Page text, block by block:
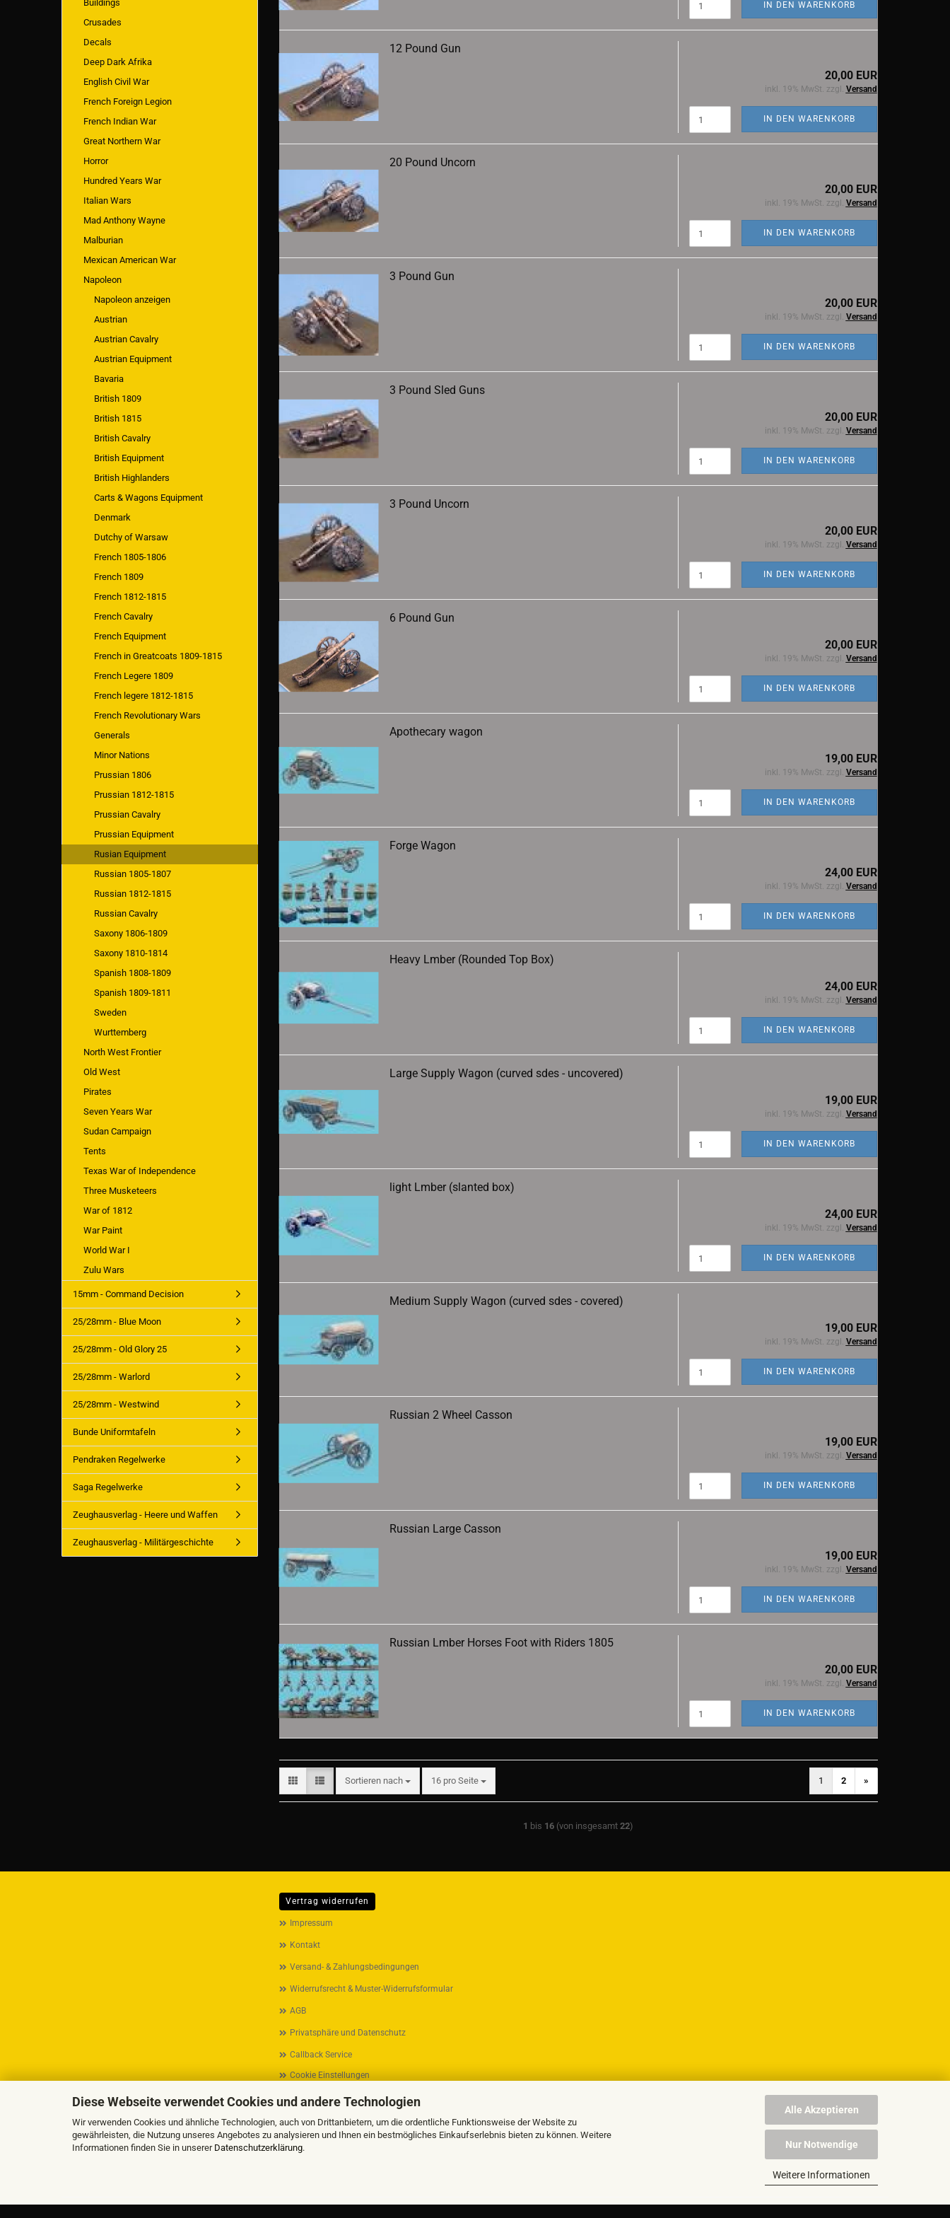
Diese Webseite verwendet Cookies und andere Technologien
Wir verwenden Cookies und ähnliche Technologien, auch von Drittanbietern, um die ordentliche Funktionsweise der Website zu
gewährleisten, die Nutzung unseres Angebotes zu analysieren und Ihnen ein bestmögliches Einkaufserlebnis bieten zu können. Weitere
Informationen finden Sie in unserer Datenschutzerklärung.
Alle Akzeptieren
Nur Notwendige
Weitere Informationen
IN DEN WARENKORB
12 Pound Gun
20,00 EUR
inkl. 19% MwSt. zzgl. Versand
IN DEN WARENKORB
20 Pound Uncorn
20,00 EUR
inkl. 19% MwSt. zzgl. Versand
IN DEN WARENKORB
3 Pound Gun
20,00 EUR
inkl. 19% MwSt. zzgl. Versand
IN DEN WARENKORB
3 Pound Sled Guns
20,00 EUR
inkl. 19% MwSt. zzgl. Versand
IN DEN WARENKORB
3 Pound Uncorn
20,00 EUR
inkl. 19% MwSt. zzgl. Versand
IN DEN WARENKORB
6 Pound Gun
20,00 EUR
inkl. 19% MwSt. zzgl. Versand
IN DEN WARENKORB
Apothecary wagon
19,00 EUR
inkl. 19% MwSt. zzgl. Versand
IN DEN WARENKORB
Forge Wagon
24,00 EUR
inkl. 19% MwSt. zzgl. Versand
IN DEN WARENKORB
Heavy Lmber (Rounded Top Box)
24,00 EUR
inkl. 19% MwSt. zzgl. Versand
IN DEN WARENKORB
Large Supply Wagon (curved sdes - uncovered)
19,00 EUR
inkl. 19% MwSt. zzgl. Versand
IN DEN WARENKORB
light Lmber (slanted box)
24,00 EUR
inkl. 19% MwSt. zzgl. Versand
IN DEN WARENKORB
Medium Supply Wagon (curved sdes - covered)
19,00 EUR
inkl. 19% MwSt. zzgl. Versand
IN DEN WARENKORB
Russian 2 Wheel Casson
19,00 EUR
inkl. 19% MwSt. zzgl. Versand
IN DEN WARENKORB
Russian Large Casson
19,00 EUR
inkl. 19% MwSt. zzgl. Versand
IN DEN WARENKORB
Russian Lmber Horses Foot with Riders 1805
20,00 EUR
inkl. 19% MwSt. zzgl. Versand
IN DEN WARENKORB
Sortieren nach
Sortieren nach 16 pro Seite
pro Seite 1 2 »
1 bis 16 (von insgesamt22)
Buildings
Crusades
Decals
Deep Dark Afrika
English Civil War
French Foreign Legion
French Indian War
Great Northern War
Horror
Hundred Years War
Italian Wars
Mad Anthony Wayne
Malburian
Mexican American War
Napoleon
Napoleon anzeigen
Austrian
Austrian Cavalry
Austrian Equipment
Bavaria
British 1809
British 1815
British Cavalry
British Equipment
British Highlanders
Carts & Wagons Equipment
Denmark
Dutchy of Warsaw
French 1805-1806
French 1809
French 1812-1815
French Cavalry
French Equipment
French in Greatcoats 1809-1815
French Legere 1809
French legere 1812-1815
French Revolutionary Wars
Generals
Minor Nations
Prussian 1806
Prussian 1812-1815
Prussian Cavalry
Prussian Equipment
Rusian Equipment
Russian 1805-1807
Russian 1812-1815
Russian Cavalry
Saxony 1806-1809
Saxony 1810-1814
Spanish 1808-1809
Spanish 1809-1811
Sweden
Wurttemberg
North West Frontier
Old West
Pirates
Seven Years War
Sudan Campaign
Tents
Texas War of Independence
Three Musketeers
War of 1812
War Paint
World War I
Zulu Wars
15mm - Command Decision
25/28mm - Blue Moon
25/28mm - Old Glory 25
25/28mm - Warlord
25/28mm - Westwind
Bunde Uniformtafeln
Pendraken Regelwerke
Saga Regelwerke
Zeughausverlag - Heere und Waffen
Zeughausverlag - Militärgeschichte
MEHR ÜBER...
Impressum
Kontakt
Versand- & Zahlungsbedingungen
Widerrufsrecht & Muster-Widerrufsformular
AGB
Privatsphäre und Datenschutz
Callback Service
Cookie Einstellungen
Vertrag widerrufen